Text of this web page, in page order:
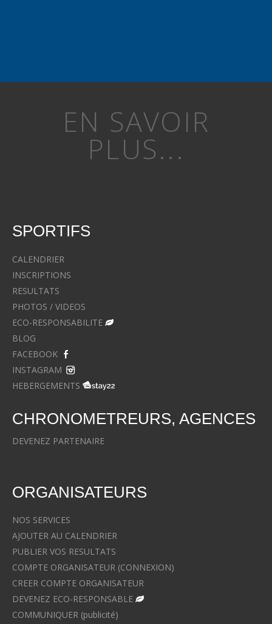
EN SAVOIR
PLUS...
SPORTIFS
CALENDRIER
INSCRIPTIONS
RESULTATS
PHOTOS / VIDEOS
ECO-RESPONSABILITE
BLOG
FACEBOOK
INSTAGRAM
HEBERGEMENTS
CHRONOMETREURS, AGENCES
DEVENEZ PARTENAIRE
ORGANISATEURS
NOS SERVICES
AJOUTER AU CALENDRIER
PUBLIER VOS RESULTATS
COMPTE ORGANISATEUR (CONNEXION)
CREER COMPTE ORGANISATEUR
DEVENEZ ECO-RESPONSABLE
COMMUNIQUER (publicité)